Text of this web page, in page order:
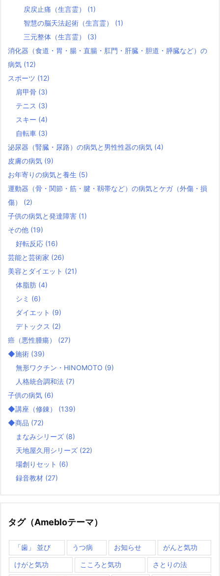
戻戻止痛（生言霊） (1)
智慧の脳天法起術（生言霊） (1)
三元整体（生言霊） (3)
消化器（食道・胃・腸・直腸・肛門・肝臓・胆道・膵臓など）の
病気 (12)
スポーツ (12)
肩甲骨 (3)
テニス (3)
スキー (4)
自転車 (3)
泌尿器（腎臓・尿路）の病気と男性性器の病気 (4)
皮膚の病気 (9)
お年寄りの病気と養生 (5)
運動器（骨・関節・筋・腱・靱帯など）の病気とケガ（外傷・損
傷） (2)
子供の病気と発達障害 (1)
その他 (19)
好転反応 (16)
芸能と芸術家 (26)
美容とダイエット (21)
体脂肪 (4)
シミ (6)
ダイエット (9)
デトックス (2)
癌（悪性腫瘍） (27)
◆施術 (39)
無形ワクチン・HINOMOTO (9)
人格統合調和法 (7)
子供の病気 (6)
◆講座（修錬） (139)
◆商品 (72)
まなみシリーズ (8)
天地屋久用シリーズ (22)
場創りセット (6)
録音教材 (27)
タグ（Amebloテーマ）
「歯」 並び うつ病 お知らせ がんと気功
けがと気功 こころと気功 さとりの法